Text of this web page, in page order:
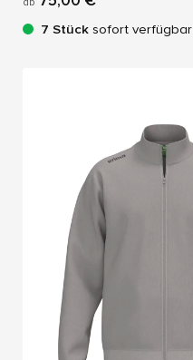
7 Stück sofort verfügbar